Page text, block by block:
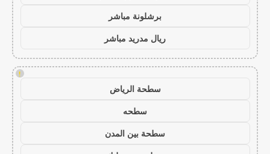
برشلونة مباشر
ريال مدريد مباشر
!
سطحة الرياض
سطحه
سطحة بين المدن